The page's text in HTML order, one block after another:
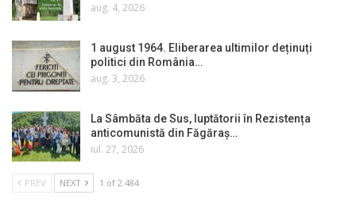
aug. 4, 2026
1 august 1964. Eliberarea ultimilor deținuți
politici din România…
aug. 3, 2026
La Sâmbăta de Sus, luptătorii în Rezistența
anticomunistă din Făgăraș…
iul. 27, 2026
PREV NEXT 1 of 2.484